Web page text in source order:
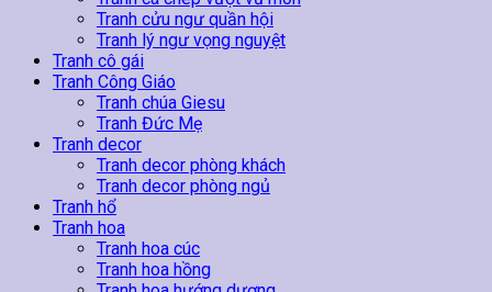
Tranh cửu ngư quần hội
Tranh lý ngư vọng nguyệt
Tranh cô gái
Tranh Công Giáo
Tranh chúa Giesu
Tranh Đức Mẹ
Tranh decor
Tranh decor phòng khách
Tranh decor phòng ngủ
Tranh hổ
Tranh hoa
Tranh hoa cúc
Tranh hoa hồng